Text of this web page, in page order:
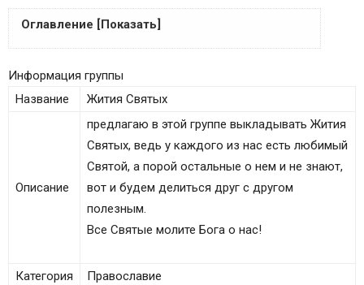
Оглавление [Показать]
Тропарь Архангелу Михаилу, глас 4
Тропарь Небесным Чинам Бесплотным, глас 4
Кондак Архангелу Михаилу, глас 2
Кондак Небесным Чинам Бесплотным, глас 2
Молитва святому Архангелу Михаилу
Молитва третья Архангелу Михаилу
Молитва вторая Архангелу Михаилу
Молитва четвертая Архангелу Михаилу
Кондак Архангелу Гавриилу, глас 8
Информация группы
Название
Жития Святых
Описание
предлагаю в этой группе выкладывать Жития
Святых, ведь у каждого из нас есть любимый
Святой, а порой остальные о нем и не знают,
вот и будем делиться друг с другом
полезным.
Все Святые молите Бога о нас!
Категория
Православие